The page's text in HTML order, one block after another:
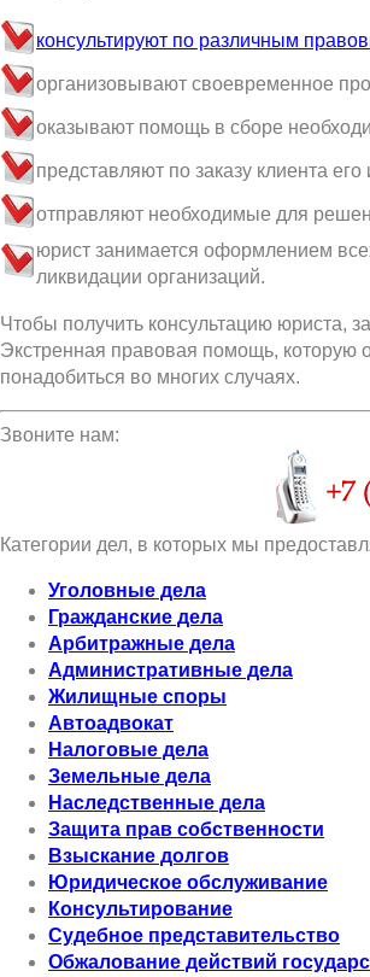
консультируют по различным
организовывают своевременное
оказывают помощь в сборе
представляют по заказу клиента
отправляют необходимые для
юрист занимается оформлением
ликвидации организаций.
Чтобы получить консультацию юриста,
Экстренная правовая помощь,
понадобиться во многих случаях.
Звоните нам:
Категории дел, в которых мы
Уголовные дела
Гражданские дела
Арбитражные дела
Административные дела
Жилищные споры
Автоадвокат
Налоговые дела
Земельные дела
Наследственные дела
Защита прав собственности
Взыскание долгов
Юридическое обслуживание
Консультирование
Судебное представительство
Обжалование действий